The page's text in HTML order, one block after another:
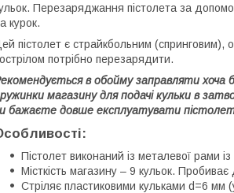
Перезаряджання пістолета за
курок.
пістолет є страйкбольним (спринговим),
потрібно перезарядити.
в обойму заправляти
магазину для подачі кульки в
бажаєте довше експлуатувати
Пістолет виконаний із металевої рами
Місткість магазину – 9 кульок.
Стріляє пластиковими кульками d=6 мм